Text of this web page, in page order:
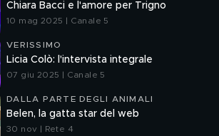
Chiara Bacci e l'amore per Trigno
10 mag 2025 | Canale 5
VERISSIMO
Licia Colò: l'intervista integrale
07 giu 2025 | Canale 5
DALLA PARTE DEGLI ANIMALI
Belen, la gatta star del web
30 nov | Rete 4